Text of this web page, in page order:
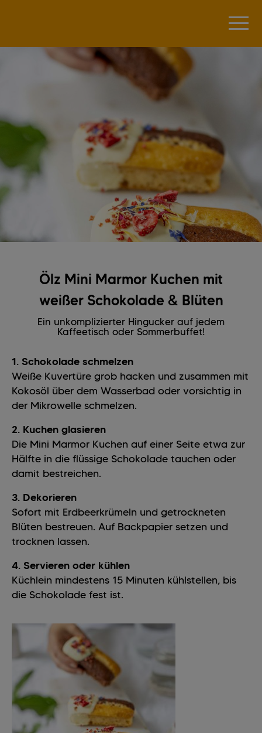
Ölz Mini Marmor Kuchen mit
weißer Schokolade & Blüten
Ein unkomplizierter Hingucker auf jedem
Kaffeetisch oder Sommerbuffet!
1. Schokolade schmelzen
Weiße Kuvertüre grob hacken und zusammen mit
Kokosöl über dem Wasserbad oder vorsichtig in
der Mikrowelle schmelzen.
2. Kuchen glasieren
Die Mini Marmor Kuchen auf einer Seite etwa zur
Hälfte in die flüssige Schokolade tauchen oder
damit bestreichen.
3. Dekorieren
Sofort mit Erdbeerkrümeln und getrockneten
Blüten bestreuen. Auf Backpapier setzen und
trocknen lassen.
4. Servieren oder kühlen
Küchlein mindestens 15 Minuten kühlstellen, bis
die Schokolade fest ist.